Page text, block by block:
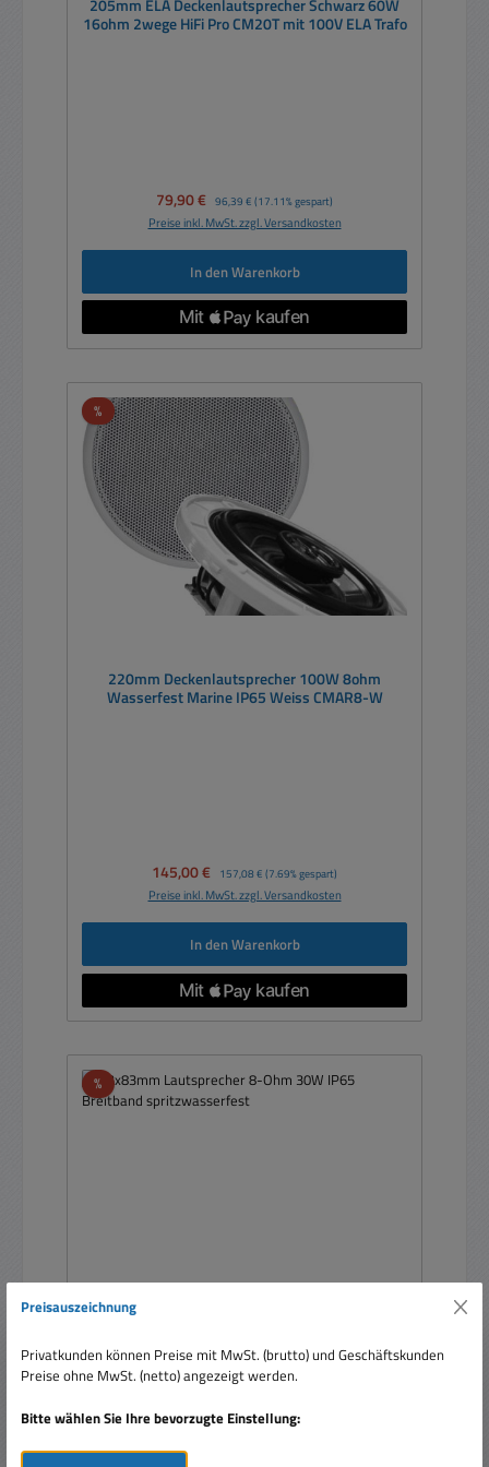
205mm ELA Deckenlautsprecher Schwarz 60W
16ohm 2wege HiFi Pro CM20T mit 100V ELA Trafo
Verkaufspreis:
79,90 € Regulärer Preis:
96,39 € (17.11% gespart)
Preise inkl. MwSt. zzgl. Versandkosten
In den Warenkorb
%Rabatt
220mm Deckenlautsprecher 100W 8ohm
Wasserfest Marine IP65 Weiss CMAR8-W
Verkaufspreis:
145,00 € Regulärer Preis:
157,08 € (7.69% gespart)
Preise inkl. MwSt. zzgl. Versandkosten
In den Warenkorb
%Rabatt
83x83mm Lautsprecher 8-Ohm 30W IP65
Breitband spritzwasserfest
Preisauszeichnung
Privatkunden können Preise mit MwSt. (brutto) und Geschäftskunden
Preise ohne MwSt. (netto) angezeigt werden.
Bitte wählen Sie Ihre bevorzugte Einstellung: